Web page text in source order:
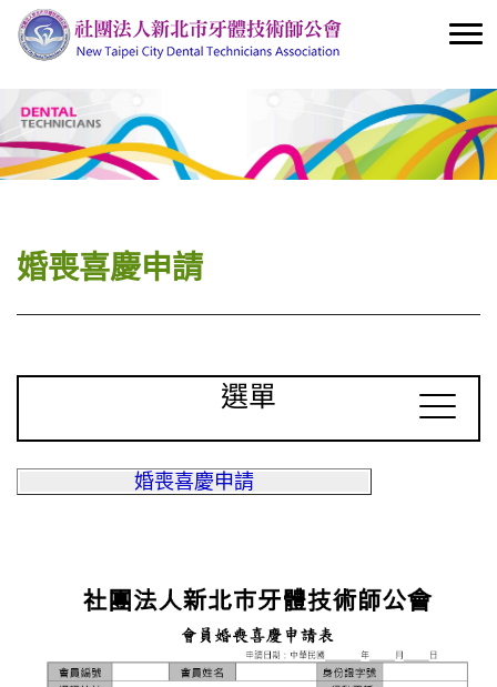
婚喪喜慶申請
選單
婚喪喜慶申請